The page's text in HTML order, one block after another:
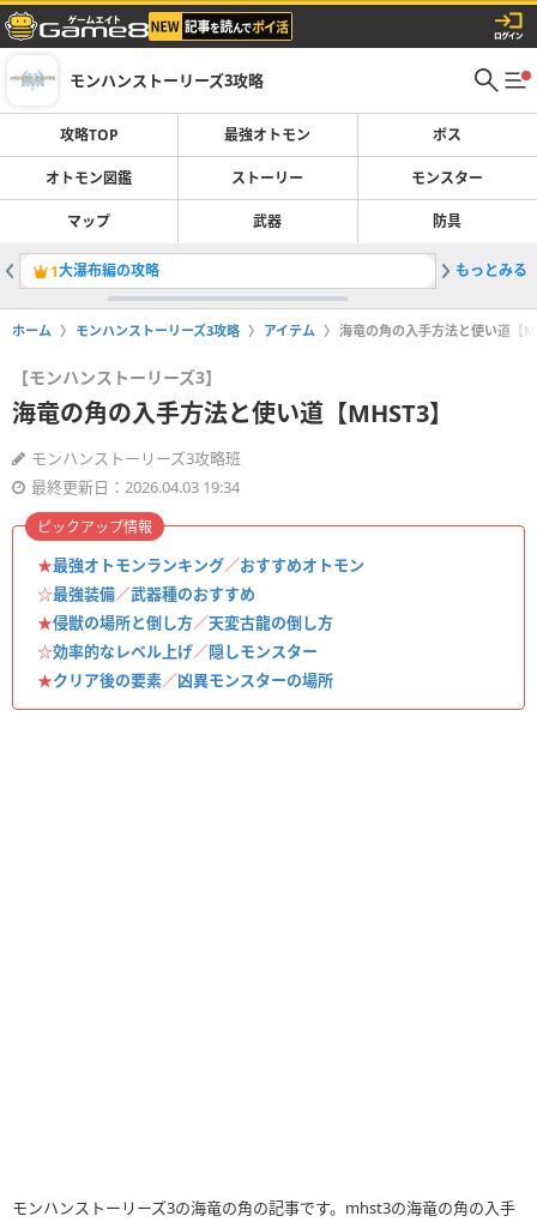
モンハンストーリーズ3攻略
攻略TOP 最強オトモン ボス
オトモン図鑑 ストーリー モンスター
マップ 武器 防具
1大瀑布編の攻略 2侵獣の
もっとみる
ホーム モンハンストーリーズ3攻略 アイテム 海竜の角の入手方法と使い道【
【モンハンストーリーズ3】
海竜の角の入手方法と使い道【MHST3】
モンハンストーリーズ3攻略班
最終更新日：2026.04.03 19:34
★最強オトモンランキング／おすすめオトモン
☆最強装備／武器種のおすすめ
★侵獣の場所と倒し方／天変古龍の倒し方
☆効率的なレベル上げ／隠しモンスター
★クリア後の要素／凶異モンスターの場所
ピックアップ情報
モンハンストーリーズ3の海竜の角の記事です。mhst3の海竜の角の入手